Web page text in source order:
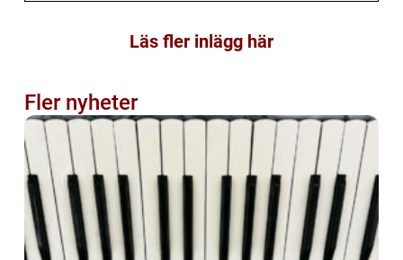
Läs fler inlägg här
Fler nyheter